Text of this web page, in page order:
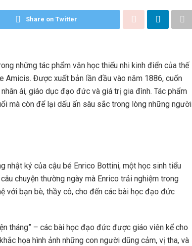
Share on Twitter
những tác phẩm văn học thiếu nhi kinh điển của thế
Amicis. Được xuất bản lần đầu vào năm 1886, cuốn
ái, giáo dục đạo đức và giá trị gia đình. Tác phẩm
mà còn để lại dấu ấn sâu sắc trong lòng những người
nhật ký của cậu bé Enrico Bottini, một học sinh tiểu
chuyện thường ngày mà Enrico trải nghiệm trong
với bạn bè, thầy cô, cho đến các bài học đạo đức
tháng” – các bài học đạo đức được giáo viên kể cho
họa hình ảnh những con người dũng cảm, vị tha, và